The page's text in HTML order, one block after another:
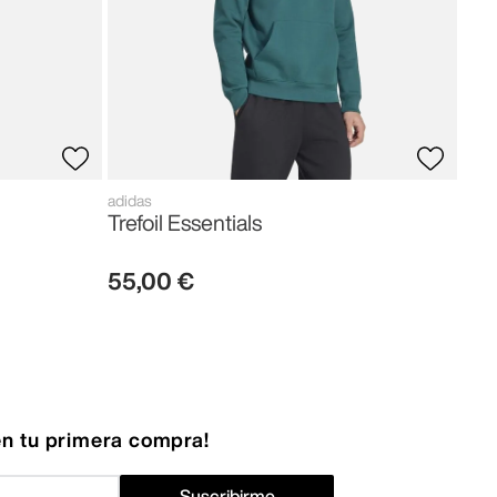
adidas
Trefoil Essentials
55,00 €
tu primera compra!